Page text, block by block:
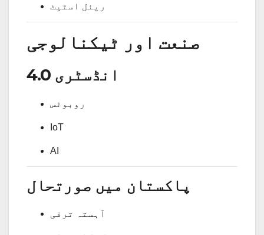
ریئل اسٹیٹ
صنعت اور ٹیکنالوجی
انڈسٹری 4.0
روبوٹس
IoT
AI
پاکستان میں صورتحال
آہستہ ترقی